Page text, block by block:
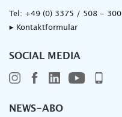
Tel: +49 (0) 3375 / 508 - 300
▸ Kontaktformular
SOCIAL MEDIA
NEWS-ABO